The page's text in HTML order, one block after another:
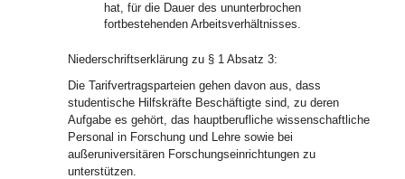
hat, für die Dauer des ununterbrochen
fortbestehenden Arbeitsverhältnisses.
Niederschriftserklärung zu § 1 Absatz 3:
Die Tarifvertragsparteien gehen davon aus, dass
studentische Hilfskräfte Beschäftigte sind, zu deren
Aufgabe es gehört, das hauptberufliche wissenschaftliche
Personal in Forschung und Lehre sowie bei
außeruniversitären Forschungseinrichtungen zu
unterstützen.